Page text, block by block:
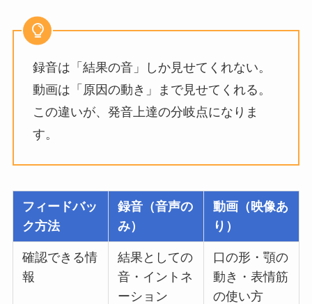
録音は「結果の音」しか見せてくれない。
動画は「原因の動き」まで見せてくれる。
この違いが、発音上達の分岐点になりま
す。
フィードバッ
ク方法
録音（音声の
み）
動画（映像あ
り）
確認できる情
報
結果としての
音・イントネ
ーション
口の形・顎の
動き・表情筋
の使い方